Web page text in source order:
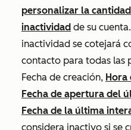
personalizar la
inactividad de su
inactividad se cotejará
contacto para todas las
Fecha de creación, Hora
Fecha de apertura del
Fecha de la última
considera inactivo si se